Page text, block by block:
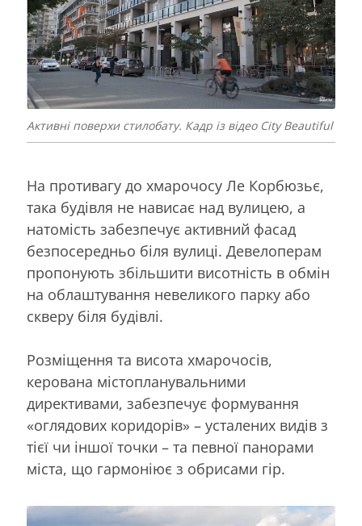
Активні поверхи стилобату. Кадр із відео City Beautiful
На противагу до хмарочосу Ле Корбюзьє,
така будівля не нависає над вулицею, а
натомість забезпечує активний фасад
безпосередньо біля вулиці. Девелоперам
пропонують збільшити висотність в обмін
на облаштування невеликого парку або
скверу біля будівлі.
Розміщення та висота хмарочосів,
керована містопланувальними
директивами, забезпечує формування
«оглядових коридорів» – усталених видів з
тієї чи іншої точки – та певної панорами
міста, що гармоніює з обрисами гір.